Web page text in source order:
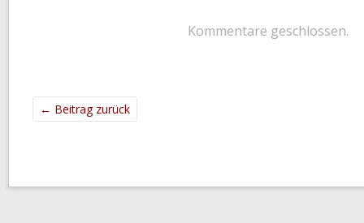
Kommentare geschlossen.
← Beitrag zurück